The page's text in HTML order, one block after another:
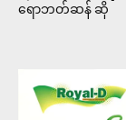
ရောဘတ်ဆန် ဆို